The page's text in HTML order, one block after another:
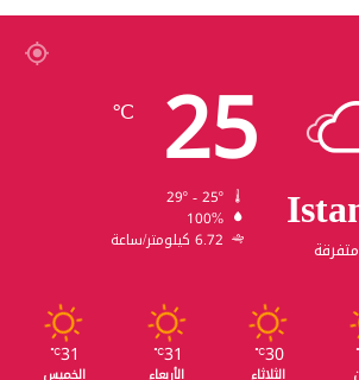
25
℃
100%
6.72 كيلومتر/ساعة
30
℃
الثلاثاء
31
℃
الأربعاء
31
℃
الخميس